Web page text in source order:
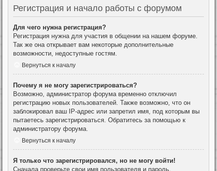
Регистрация и начало работы с форумом
Для чего нужна регистрация?
Регистрация нужна для участия в общении на нашем форуме.
Так же она открывает вам некоторые дополнительные
возможности, недоступные гостям.
Вернуться к началу
Почему я не могу зарегистрироваться?
Возможно, администратор форума временно отключил
регистрацию новых пользователей. Также возможно, что он
заблокировал ваш IP-адрес или запретил имя, под которым вы
пытаетесь зарегистрироваться. Обратитесь за помощью к
администратору форума.
Вернуться к началу
Я только что зарегистрировался, но не могу войти!
Сначала проверьте свои имя пользователя и пароль.